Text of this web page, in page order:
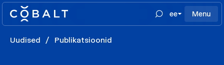
ee Menu
Uudised / Publikatsioonid